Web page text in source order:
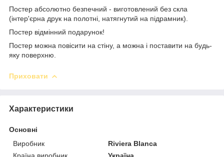
Постер абсолютно безпечний - виготовлений без скла
(інтер'єрна друк на полотні, натягнутий на підрамник).
Постер відмінний подарунок!
Постер можна повісити на стіну, а можна і поставити на будь-
яку поверхню.
Приховати
Характеристики
Основні
Виробник
Riviera Blanca
Країна виробник
Україна